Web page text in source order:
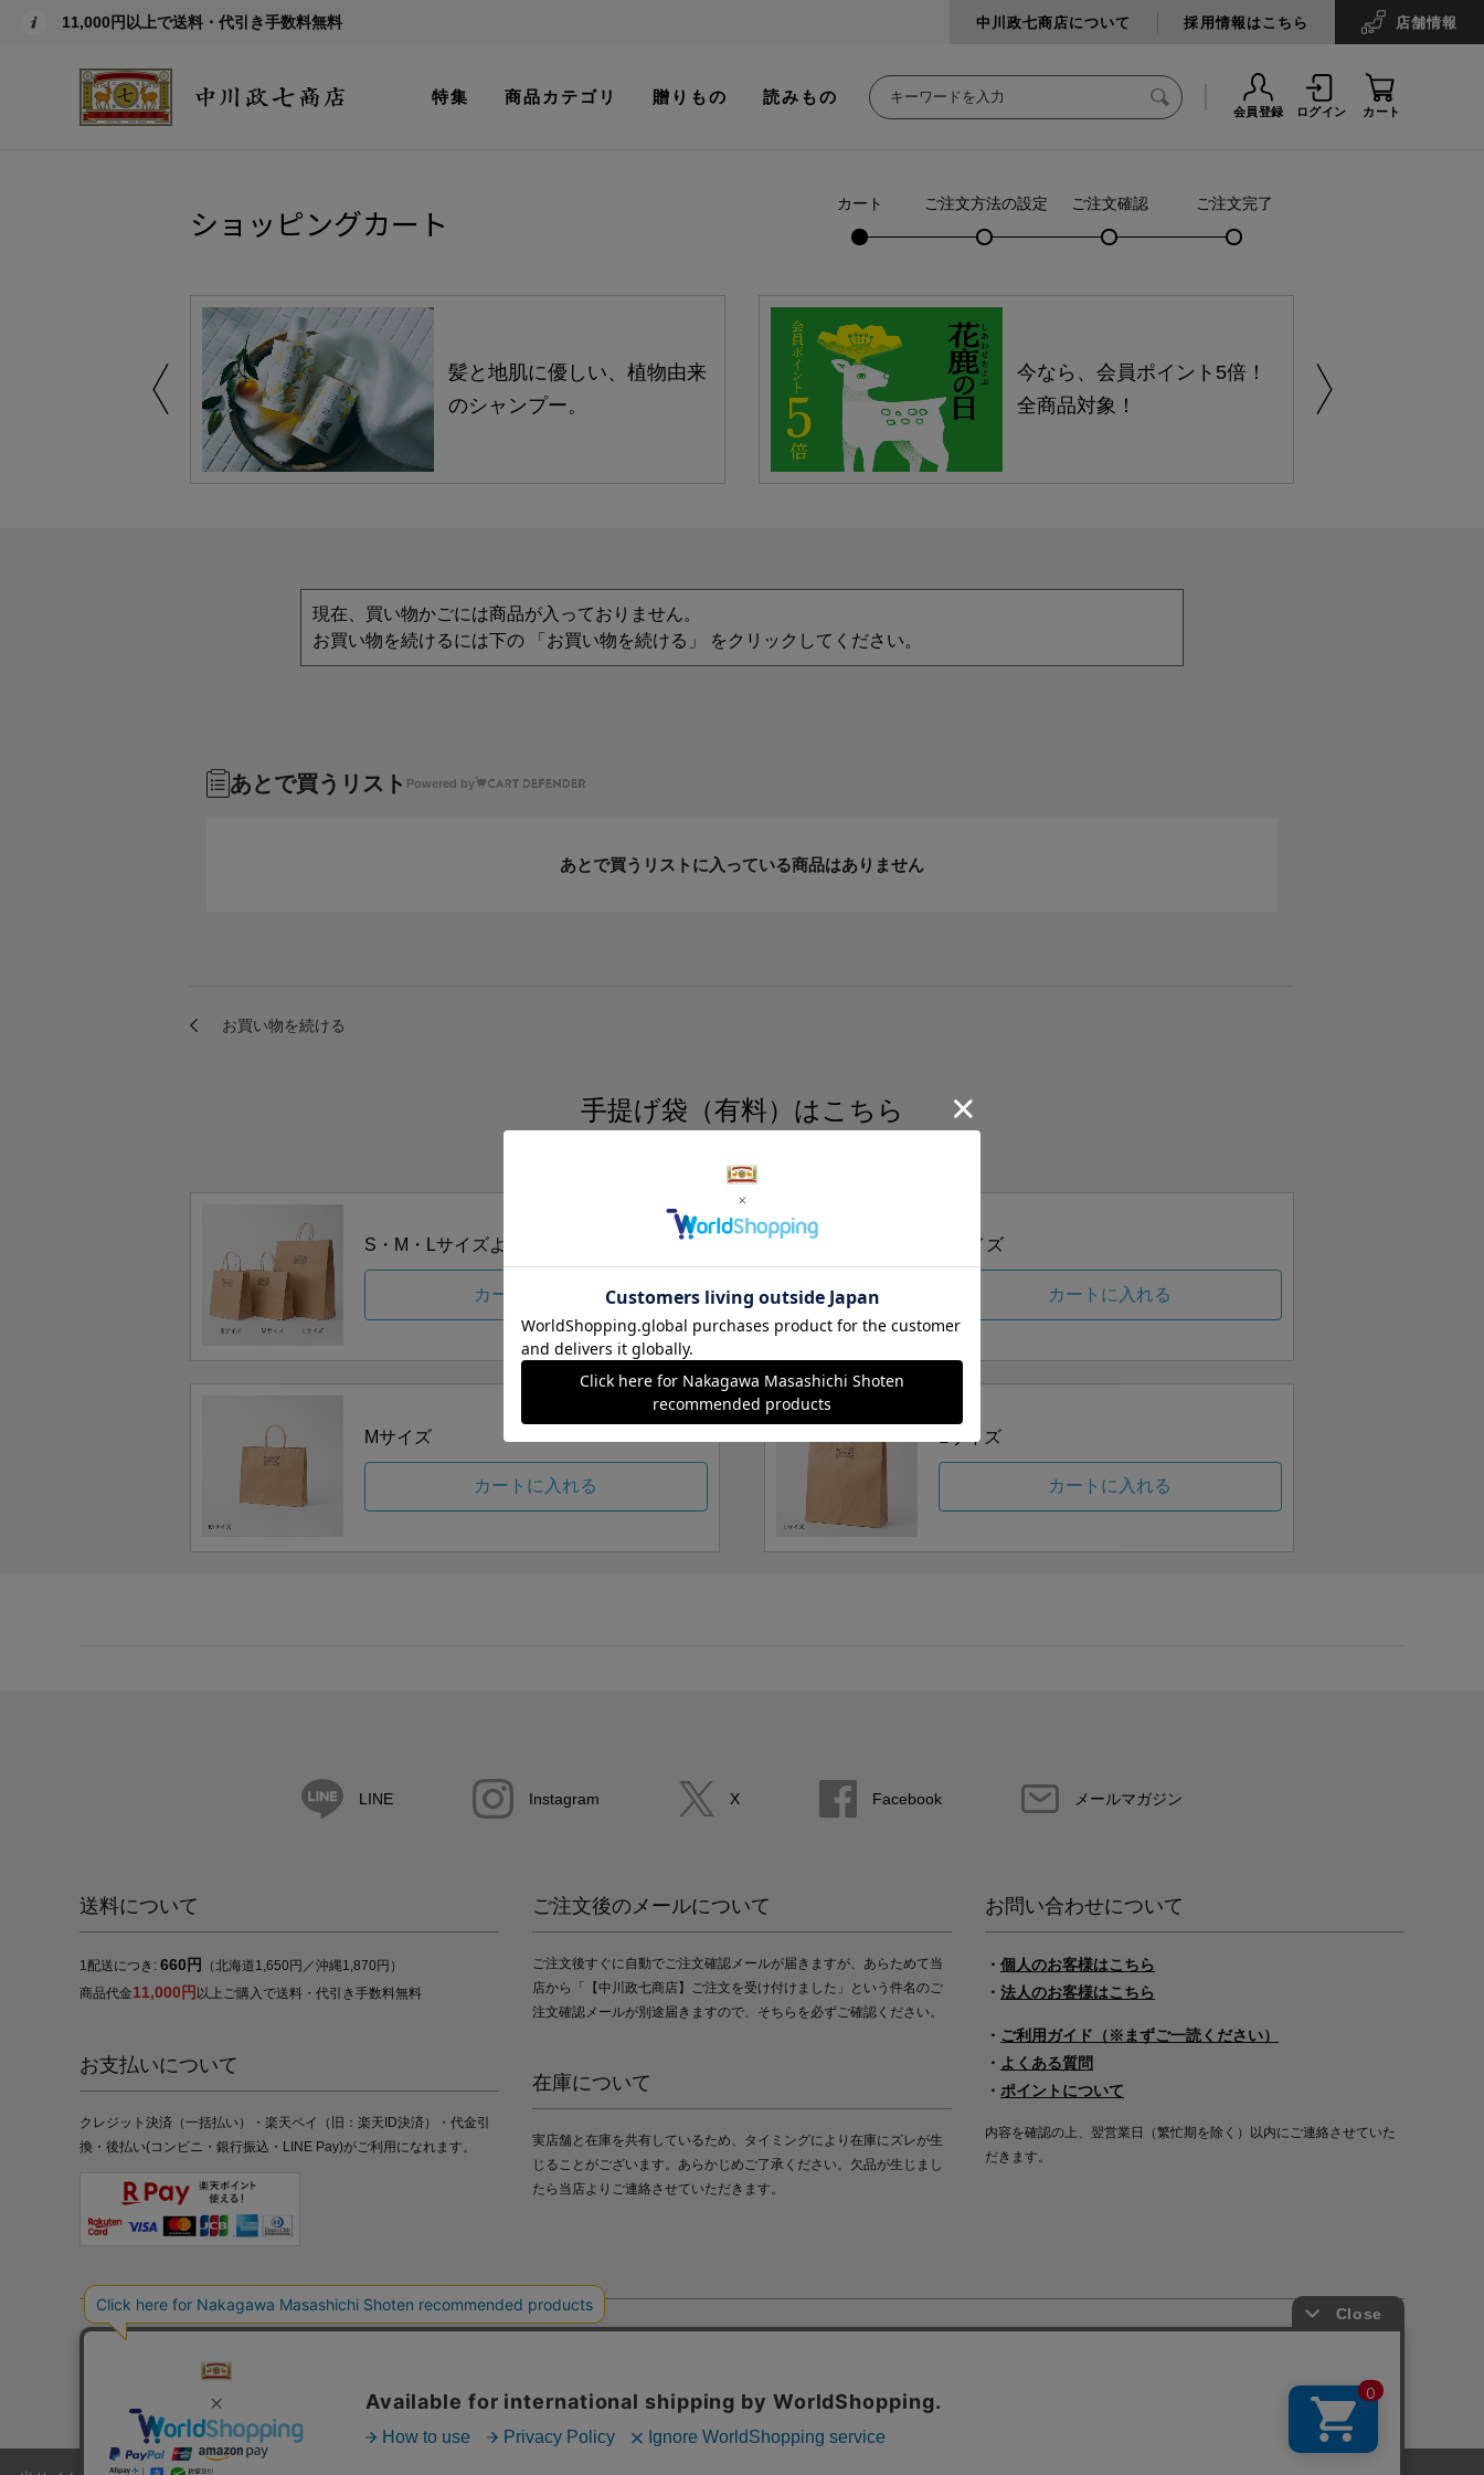
11,000円以上で送料・代引き手数料無料 中川政七商店について 採用情報はこちら 店舗情報
特集 商品カテゴリ 贈りもの 読みもの
会員登録 ログイン カート
ショッピングカート カート ご注文方法の設定 ご注文確認 ご注文完了
髪と地肌に優しい、植物由来
のシャンプー。
今なら、会員ポイント5倍！
全商品対象！
現在、買い物かごには商品が入っておりません。
お買い物を続けるには下の 「お買い物を続ける」 をクリックしてください。
あとで買うリスト Powered by
あとで買うリストに入っている商品はありません
手提げ袋（有料）はこちら
S・M・Lの3つサイズをご用意しております。
S・M・Lサイズより当店にお任せ
カートに入れる
Sサイズ
カートに入れる
Mサイズ
カートに入れる
Lサイズ
カートに入れる
LINE Instagram X Facebook メールマガジン
送料について
1配送につき: 660円
（北海道1,650円／沖縄1,870円）
商品代金11,000円 以上ご購入で送料・代引き手数料無料
お支払いについて
クレジット決済（一括払い）・楽天ペイ（旧：楽天ID決済）・代金引
換・後払い(コンビニ・銀行振込・LINE Pay)がご利用になれます。
ご注文後のメールについて
ご注文後すぐに自動でご注文確認メールが届きますが、あらためて当
店から「【中川政七商店】ご注文を受け付けました」という件名のご
注文確認メールが別途届きますので、そちらを必ずご確認ください。
在庫について
実店舗と在庫を共有しているため、タイミングにより在庫にズレが生
じることがございます。あらかじめご了承ください。欠品が生じまし
たら当店よりご連絡させていただきます。
お問い合わせについて
・ 個人のお客様はこちら
・ 法人のお客様はこちら
・ ご利用ガイド（※まずご一読ください）
・ よくある質問
・ ポイントについて
内容を確認の上、翌営業日（繁忙期を除く）以内にご連絡させていた
だきます。
プライバシーポリシー